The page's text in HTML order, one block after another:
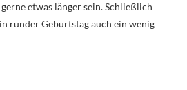
etwas länger sein. Schließlich
runder Geburtstag auch ein wenig